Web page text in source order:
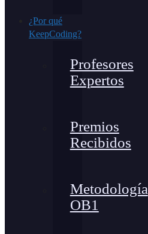
¿Por qué
KeepCoding?
Profesores
Expertos
Premios
Recibidos
Metodología
OB1